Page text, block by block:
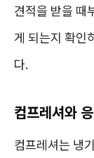
견적을 받을 때
게 되는지 확인
다.
컴프레셔와
컴프레셔는 냉